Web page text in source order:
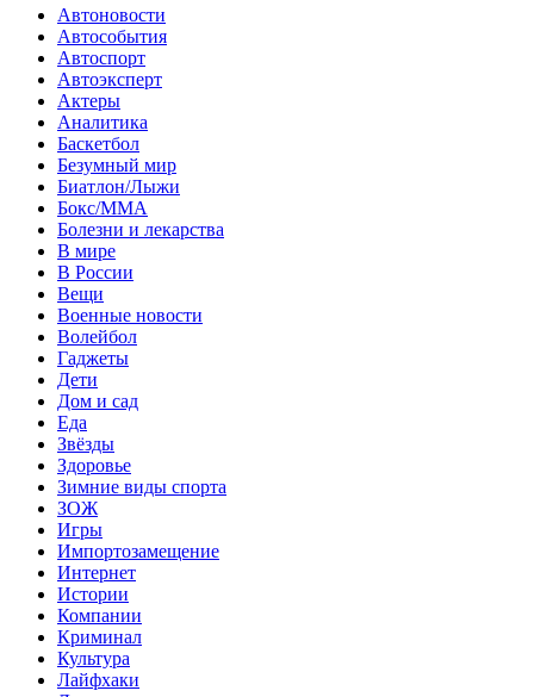
Автоновости
Автособытия
Автоспорт
Автоэксперт
Актеры
Аналитика
Баскетбол
Безумный мир
Биатлон/Лыжи
Бокс/MMA
Болезни и лекарства
В мире
В России
Вещи
Военные новости
Волейбол
Гаджеты
Дети
Дом и сад
Еда
Звёзды
Здоровье
Зимние виды спорта
ЗОЖ
Игры
Импортозамещение
Интернет
Истории
Компании
Криминал
Культура
Лайфхаки